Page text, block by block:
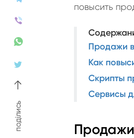
поділись
повысить
Продажи
Как
Скрипты
Сервисы